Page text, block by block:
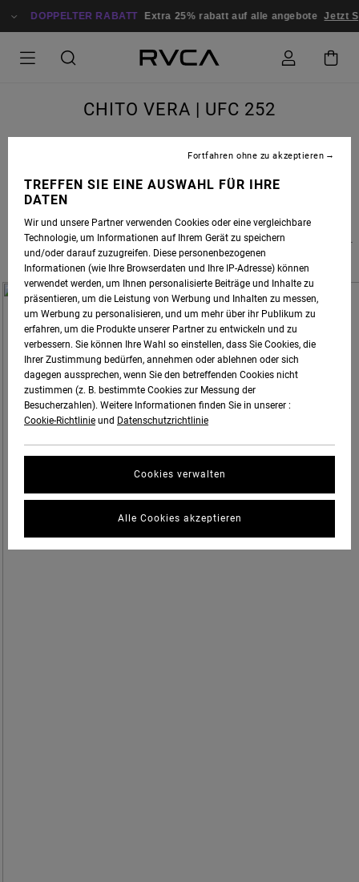
DOPPELTER RABATT Extra 25% rabatt auf alle angebote Jetzt
CHITO VERA | UFC 252
CHITO VERA, AN ECUADORIAN MIXED MARTIAL ARTIST WHO COMPETES IN THE
BANTAMWEIGHT DIVISION OF THE UFC, GETS THE FIRST ROUND TKO FINISH IN THE CO-
MAIN EVENT BOUT AT UFC 252. CONGRATULATIONS CHITO, HARD WORK PAYS OFF!
TREFFEN SIE EINE AUSWAHL FÜR IHRE
DATEN
Wir und unsere Partner verwenden Cookies oder eine vergleichbare
Technologie, um Informationen auf Ihrem Gerät zu speichern
und/oder darauf zuzugreifen. Diese personenbezogenen
Informationen (wie Ihre Browserdaten und Ihre IP-Adresse) können
verwendet werden, um Ihnen personalisierte Beiträge und Inhalte zu
präsentieren, um die Leistung von Werbung und Inhalten zu messen,
um Werbung zu personalisieren, und um mehr über ihr Publikum zu
erfahren, um die Produkte unserer Partner zu entwickeln und zu
verbessern. Sie können Ihre Wahl so einstellen, dass Sie Cookies, die
Ihrer Zustimmung bedürfen, annehmen oder ablehnen oder sich
dagegen aussprechen, wenn Sie den betreffenden Cookies nicht
zustimmen (z. B. bestimmte Cookies zur Messung der
Besucherzahlen). Weitere Informationen finden Sie in unserer :
Cookie-Richtlinie und Datenschutzrichtlinie
Cookies verwalten
Fortfahren ohne zu akzeptieren
Alle Cookies akzeptieren